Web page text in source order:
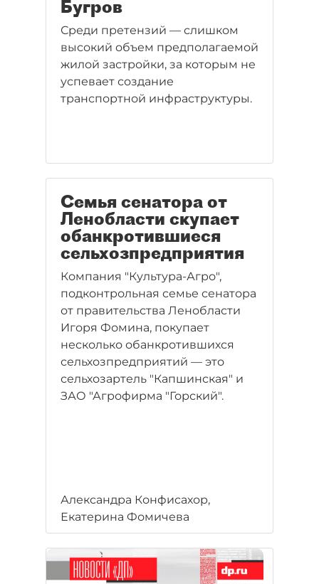
Бугров
Среди претензий — слишком
высокий объем предполагаемой
жилой застройки, за которым не
успевает создание
транспортной инфраструктуры.
Семья сенатора от
Ленобласти скупает
обанкротившиеся
сельхозпредприятия
Компания "Культура-Агро",
подконтрольная семье сенатора
от правительства Ленобласти
Игоря Фомина, покупает
несколько обанкротившихся
сельхозпредприятий — это
сельхозартель "Капшинская" и
ЗАО "Агрофирма "Горский".
Александра Конфисахор,
Екатерина Фомичева